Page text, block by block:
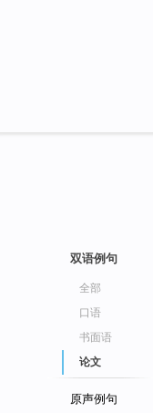
双语例句
全部
口语
书面语
论文
原声例句